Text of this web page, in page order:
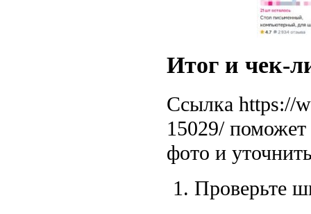
Итог и чек-
Ссылка https://
15029/ поможет
фото и
Проверьте